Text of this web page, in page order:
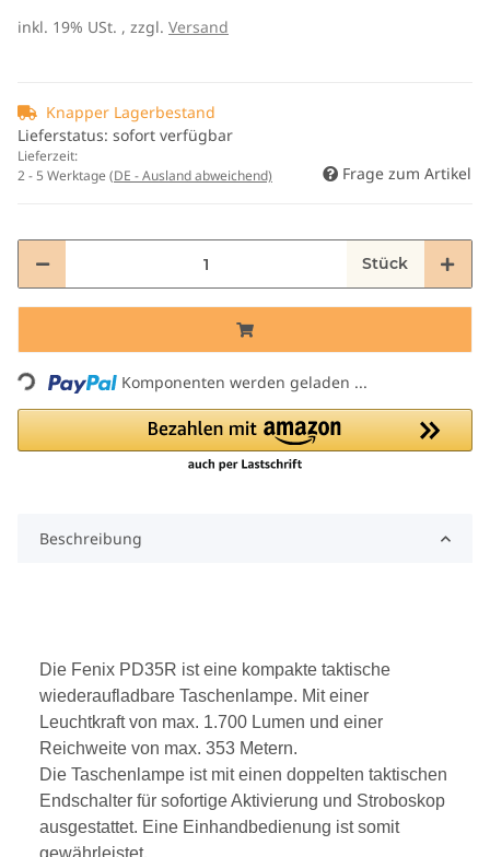
inkl. 19% USt. , zzgl. Versand
Knapper Lagerbestand
Lieferstatus: sofort verfügbar
Lieferzeit:
2 - 5 Werktage (DE - Ausland abweichend) Frage zum Artikel
Stück
Loading... Komponenten werden geladen ...
Beschreibung
Die Fenix PD35R ist eine kompakte taktische
wiederaufladbare Taschenlampe. Mit einer
Leuchtkraft von max. 1.700 Lumen und einer
Reichweite von max. 353 Metern.
Die Taschenlampe ist mit einen doppelten taktischen
Endschalter für sofortige Aktivierung und Stroboskop
ausgestattet. Eine Einhandbedienung ist somit